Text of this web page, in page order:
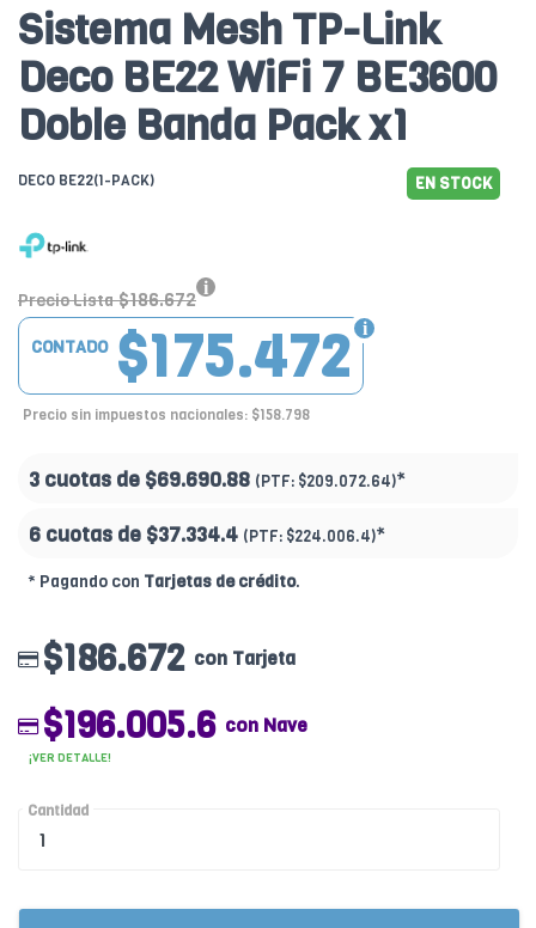
Sistema Mesh TP-Link
Deco BE22 WiFi 7 BE3600
Doble Banda Pack x1
DECO BE22(1-PACK) EN STOCK
Precio Lista $186.672
$175.472
CONTADO
Precio sin impuestos nacionales: $158.798
3 cuotas de $69.690.88 (PTF: $209.072.64)*
6 cuotas de $37.334.4 (PTF: $224.006.4)*
* Pagando con Tarjetas de crédito.
$186.672 con Tarjeta
$196.005.6 con Nave
¡VER DETALLE!
Cantidad